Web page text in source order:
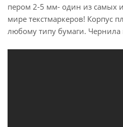
пером 2-5 мм- один из самых
мире текстмаркеров! Корпус
любому типу бумаги.